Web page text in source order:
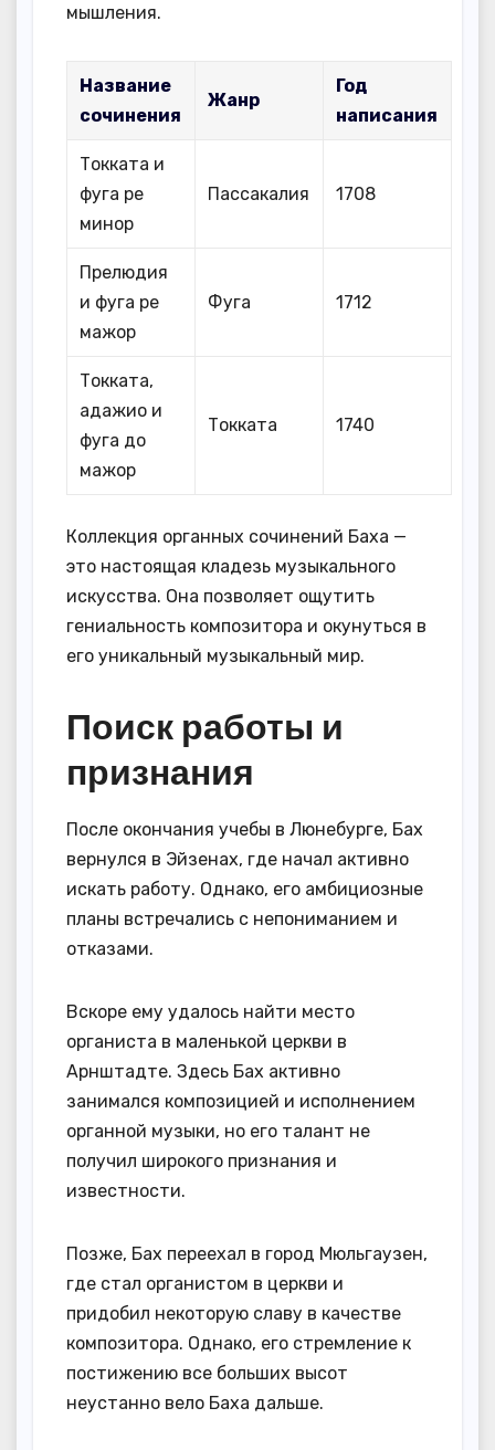
мышления.
Название
сочинения
Жанр
Год
написания
Токката и
фуга ре
минор
Пассакалия 1708
Прелюдия
и фуга ре
мажор
Фуга 1712
Токката,
адажио и
фуга до
мажор
Токката 1740
Коллекция органных сочинений Баха —
это настоящая кладезь музыкального
искусства. Она позволяет ощутить
гениальность композитора и окунуться в
его уникальный музыкальный мир.
Поиск работы и
признания
После окончания учебы в Люнебурге, Бах
вернулся в Эйзенах, где начал активно
искать работу. Однако, его амбициозные
планы встречались с непониманием и
отказами.
Вскоре ему удалось найти место
органиста в маленькой церкви в
Арнштадте. Здесь Бах активно
занимался композицией и исполнением
органной музыки, но его талант не
получил широкого признания и
известности.
Позже, Бах переехал в город Мюльгаузен,
где стал органистом в церкви и
придобил некоторую славу в качестве
композитора. Однако, его стремление к
постижению все больших высот
неустанно вело Баха дальше.